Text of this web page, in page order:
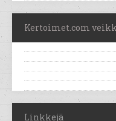
Kertoimet.com
Linkkejä